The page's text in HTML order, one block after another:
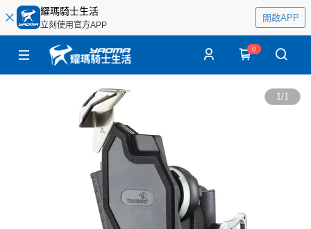
耀瑪騎士生活
立刻使用官方APP
開啟APP
0
1/1